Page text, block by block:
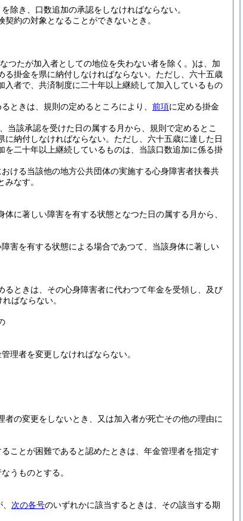
除き、口数追加の承認をしなければならない。
約の対象となることができないとき。
つたが加入者としての地位を失わない者を除く。)は、加
る掛金を県に納付しなければならない。 ただし、六十五歳
者で、共済制度に二十年以上継続して加入しているもの
ときは、規則の定めるところにより、 前項に定める掛金
当該承認を受けた日の属する月から、規則で定めるとこ
に納付しなければならない。 ただし、六十五歳に達した日
二十年以上継続しているものは、当該口数追加に係る掛
ける当該他の地方公共団体の実施する心身障害者扶養共
なす。
に著しい障害を有する状態となつた日の属する月から、
害を有する状態による場合であつて、当該身体に著しい
ときは、その心身障害者に代わつて年金を受領し、及び
ばならない。
理者を変更しなければならない。
の変更をしないとき、又は加入者が死亡その他の理由に
ことが困難であると認めたときは、年金管理者を指定す
うものとする。
次の各号のいずれかに該当するときは、その該当する期